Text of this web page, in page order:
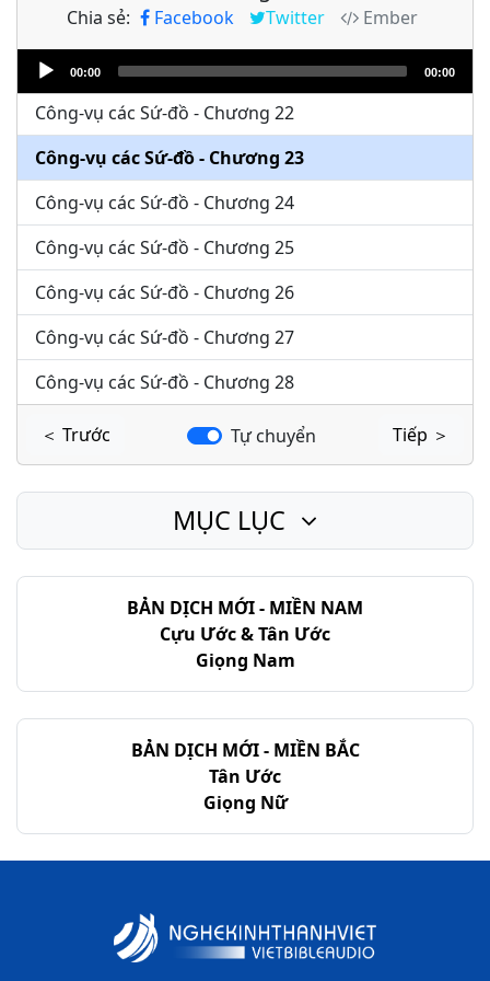
Chia sẻ: Facebook Twitter
Ember
Audio
Player
00:00 00:00
Công-vụ các Sứ-đồ - Chương 20
Công-vụ các Sứ-đồ - Chương 21
Công-vụ các Sứ-đồ - Chương 22
Công-vụ các Sứ-đồ - Chương 23
Công-vụ các Sứ-đồ - Chương 24
Công-vụ các Sứ-đồ - Chương 25
Công-vụ các Sứ-đồ - Chương 26
Công-vụ các Sứ-đồ - Chương 27
Công-vụ các Sứ-đồ - Chương 28
＜ Trước Tự chuyển Tiếp ＞
BẢN DỊCH MỚI - MIỀN NAM
Cựu Ước & Tân Ước
Giọng Nam
BẢN DỊCH MỚI - MIỀN BẮC
Tân Ước
Giọng Nữ
MỤC LỤC